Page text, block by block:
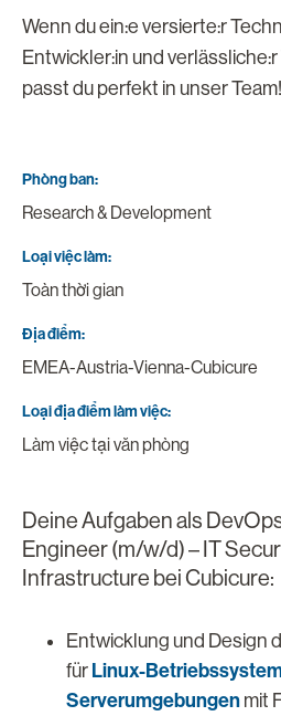
Wenn du ein:e versierte:r
Entwickler:in und
passt du perfekt in unser Team!
Phòng ban
Research & Development
Loại việc làm
Toàn thời gian
Địa điểm
EMEA-Austria-Vienna-Cubicure
Loại địa điểm làm việc
Làm việc tại văn phòng
Deine Aufgaben als
Engineer (m/w/d) – IT
Infrastructure bei Cubicure:
Entwicklung und Design
für Linux-
Serverumgebungen mit